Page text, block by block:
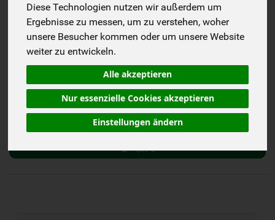
Diese Technologien nutzen wir außerdem um
Ergebnisse zu messen, um zu verstehen, woher
unsere Besucher kommen oder um unsere Website
weiter zu entwickeln.
Alle akzeptieren
Nur essenzielle Cookies akzeptieren
Einstellungen ändern
4,39 € * / 400 ml
(10,98 € / Liter)
400 ml
4,39€